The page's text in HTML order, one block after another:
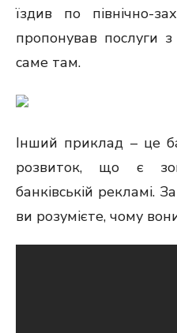
їздив по північно-
пропонував послуги
саме там.
Інший приклад – це
розвиток, що є
банківській рекламі.
ви розумієте, чому